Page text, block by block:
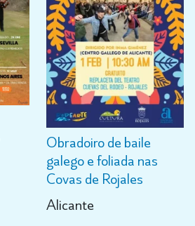
Obradoiro de baile
galego e foliada nas
Covas de Rojales
Alicante